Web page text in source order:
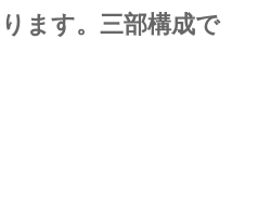
ます。三部構成で